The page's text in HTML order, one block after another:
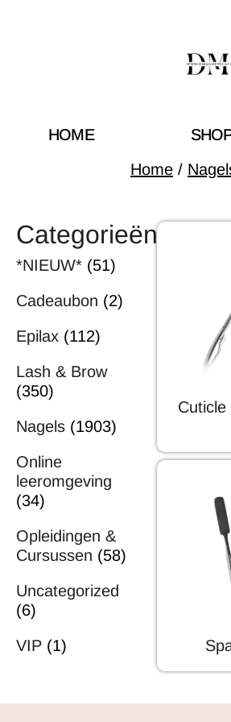
HOME
Home /
Categorieën
*NIEUW* (51)
Cadeaubon (2)
Epilax (112)
Lash & Brow
(350)
Nagels (1903)
Online
leeromgeving
(34)
Opleidingen &
Cursussen (58)
Uncategorized
(6)
VIP (1)
Cuticle